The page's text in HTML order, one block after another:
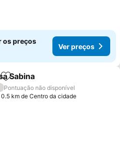
os preços
Ver preços
Adicionar aos favoritos
Sabina
Pontuação não disponível
0.5 km de Centro da cidade